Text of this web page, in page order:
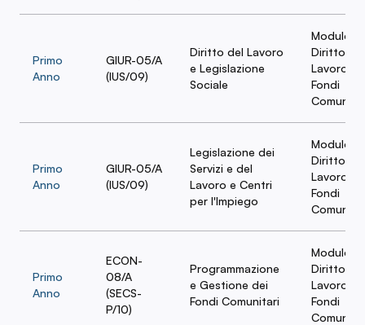
Primo
Anno
GIUR-05/A
(IUS/09)
Diritto del Lavoro
e Legislazione
Sociale
Modulo
Diritto del
Lavoro e
Fondi
Primo
Anno
GIUR-05/A
(IUS/09)
Legislazione dei
Servizi e del
Lavoro e Centri
per l'Impiego
Modulo
Diritto del
Lavoro e
Fondi
Primo
Anno
ECON-
08/A
(SECS-
P/10)
Programmazione
e Gestione dei
Fondi Comunitari
Modulo
Diritto del
Lavoro e
Fondi